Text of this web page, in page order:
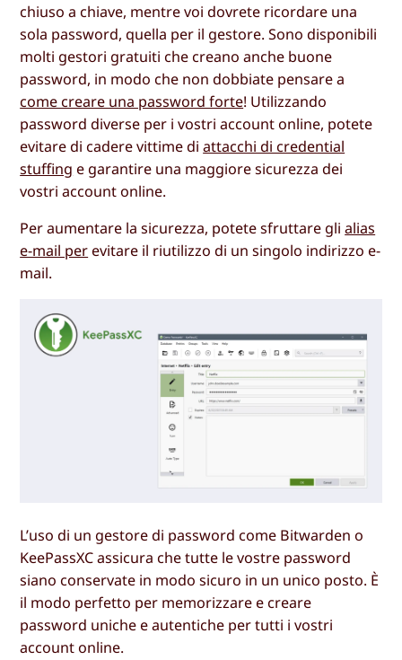
chiuso a chiave, mentre voi dovrete ricordare una
sola password, quella per il gestore. Sono disponibili
molti gestori gratuiti che creano anche buone
password, in modo che non dobbiate pensare a
come creare una password forte! Utilizzando
password diverse per i vostri account online, potete
evitare di cadere vittime diattacchi di credential
stuffing e garantire una maggiore sicurezza dei
vostri account online.
Per aumentare la sicurezza, potete sfruttare glialias
e-mail per evitare il riutilizzo di un singolo indirizzo e-
mail.
L’uso di un gestore di password come Bitwarden o
KeePassXC assicura che tutte le vostre password
siano conservate in modo sicuro in un unico posto. È
il modo perfetto per memorizzare e creare
password uniche e autentiche per tutti i vostri
account online.